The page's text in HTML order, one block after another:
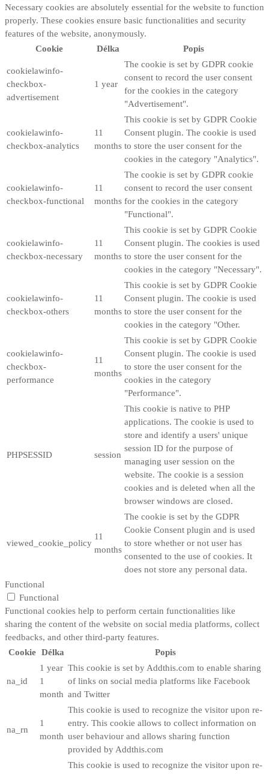
Necessary cookies are absolutely essential for the website to function
properly. These cookies ensure basic functionalities and security
features of the website, anonymously.
Cookie
Délka Popis
cookielawinfo-
checkbox-
advertisement
1 year
The cookie is set by GDPR cookie
consent to record the user consent
for the cookies in the category
"Advertisement".
cookielawinfo-
checkbox-analytics
11
months
This cookie is set by GDPR Cookie
Consent plugin. The cookie is used
to store the user consent for the
cookies in the category "Analytics".
cookielawinfo-
checkbox-functional
11
months
The cookie is set by GDPR cookie
consent to record the user consent
for the cookies in the category
"Functional".
cookielawinfo-
checkbox-necessary
11
months
This cookie is set by GDPR Cookie
Consent plugin. The cookies is used
to store the user consent for the
cookies in the category "Necessary".
cookielawinfo-
checkbox-others
11
months
This cookie is set by GDPR Cookie
Consent plugin. The cookie is used
to store the user consent for the
cookies in the category "Other.
cookielawinfo-
checkbox-
performance
11
months
This cookie is set by GDPR Cookie
Consent plugin. The cookie is used
to store the user consent for the
cookies in the category
"Performance".
PHPSESSID session
This cookie is native to PHP
applications. The cookie is used to
store and identify a users' unique
session ID for the purpose of
managing user session on the
website. The cookie is a session
cookies and is deleted when all the
browser windows are closed.
viewed_cookie_policy
11
months
The cookie is set by the GDPR
Cookie Consent plugin and is used
to store whether or not user has
consented to the use of cookies. It
does not store any personal data.
Functional
Functional
Functional cookies help to perform certain functionalities like
sharing the content of the website on social media platforms, collect
feedbacks, and other third-party features.
Cookie Délka Popis
na_id
1 year
1
month
This cookie is set by Addthis.com to enable sharing
of links on social media platforms like Facebook
and Twitter
na_rn
1
month
This cookie is used to recognize the visitor upon re-
entry. This cookie allows to collect information on
user behaviour and allows sharing function
provided by Addthis.com
This cookie is used to recognize the visitor upon re-